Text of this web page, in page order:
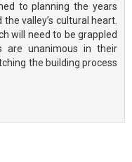
to planning the years
valley’s cultural heart.
will need to be grappled
are unanimous in their
the building process